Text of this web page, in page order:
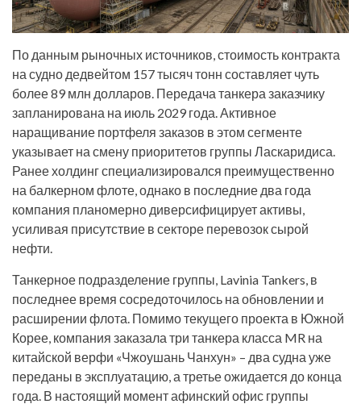
По данным рыночных источников, стоимость контракта
на судно дедвейтом 157 тысяч тонн составляет чуть
более 89 млн долларов. Передача танкера заказчику
запланирована на июль 2029 года. Активное
наращивание портфеля заказов в этом сегменте
указывает на смену приоритетов группы Ласкаридиса.
Ранее холдинг специализировался преимущественно
на балкерном флоте, однако в последние два года
компания планомерно диверсифицирует активы,
усиливая присутствие в секторе перевозок сырой
нефти.
Танкерное подразделение группы, Lavinia Tankers, в
последнее время сосредоточилось на обновлении и
расширении флота. Помимо текущего проекта в Южной
Корее, компания заказала три танкера класса MR на
китайской верфи «Чжоушань Чанхун» – два судна уже
переданы в эксплуатацию, а третье ожидается до конца
года. В настоящий момент афинский офис группы